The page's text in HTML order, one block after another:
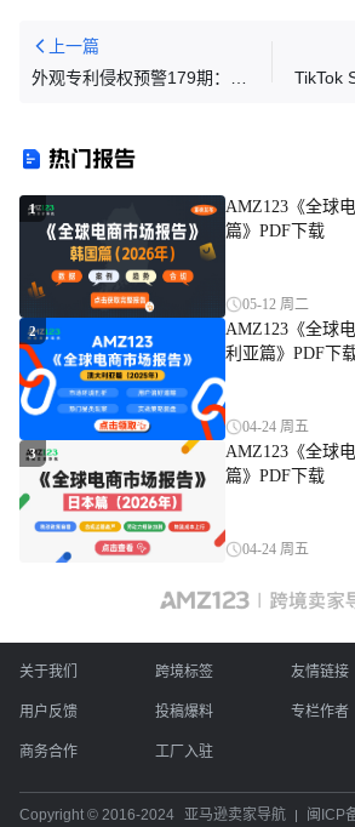
上一篇
外观专利侵权预警179期：可
TikTok
热门报告
1
AMZ123《全球
篇》PDF下载
05-12 周二
2
AMZ123《全球
利亚篇》PDF下
04-24 周五
3
AMZ123《全球
篇》PDF下载
04-24 周五
关于我们 跨境标签 友情链接
用户反馈 投稿爆料 专栏作者
商务合作 工厂入驻
Copyright © 2016-2024 亚马逊卖家导航 闽ICP